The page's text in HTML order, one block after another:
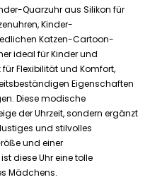
Quarzuhr aus Silikon für
Kinder-
Katzen-Cartoon-
ideal für Kinder und
Flexibilität und Komfort,
Eigenschaften
Diese modische
der Uhrzeit, sondern ergänzt
und stilvolles
und einer
diese Uhr eine tolle
Mädchens.